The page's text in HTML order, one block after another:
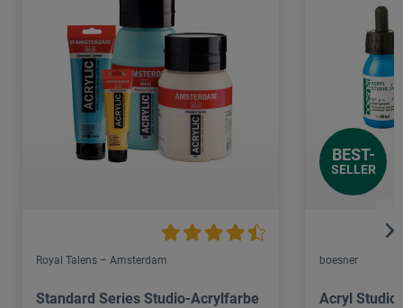
Royal Talens – Amsterdam
Standard Series Studio-Acrylfarbe
BEST-
SELLER
boesner
Acryl Studio